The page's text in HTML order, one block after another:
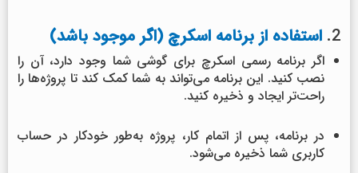
2. استفاده از برنامه اسکرچ (اگر موجود باشد)
اگر برنامه رسمی اسکرچ برای گوشی شما وجود دارد، آن را
نصب کنید. این برنامه می‌تواند به شما کمک کند تا پروژه‌ها را
راحت‌تر ایجاد و ذخیره کنید.
در برنامه، پس از اتمام کار، پروژه به‌طور خودکار در حساب
کاربری شما ذخیره می‌شود.